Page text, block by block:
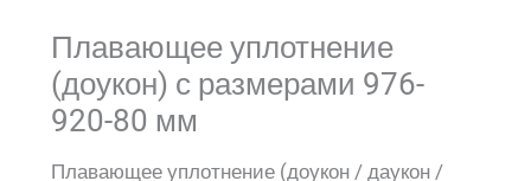
Плавающее уплотнение
(доукон) с размерами 976-
920-80 мм
Плавающее уплотнение (доукон / даукон /